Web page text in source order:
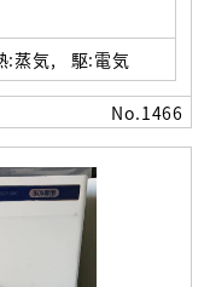
:蒸気 駆:電気
No.1466